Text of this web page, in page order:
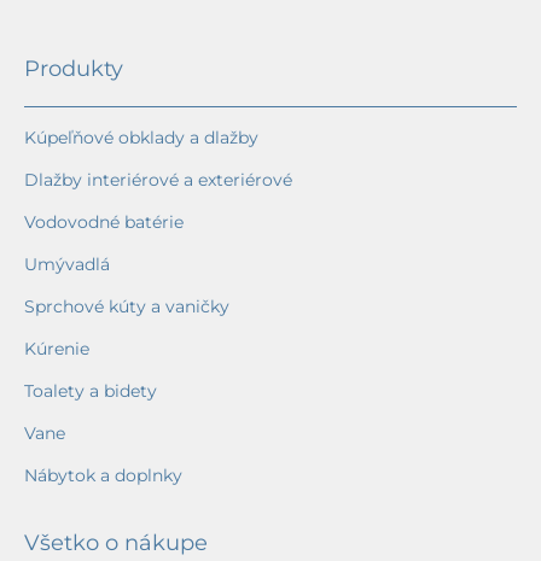
Produkty
Kúpeľňové obklady a dlažby
Dlažby interiérové a exteriérové
Vodovodné batérie
Umývadlá
Sprchové kúty a vaničky
Kúrenie
Toalety a bidety
Vane
Nábytok a doplnky
Všetko o nákupe